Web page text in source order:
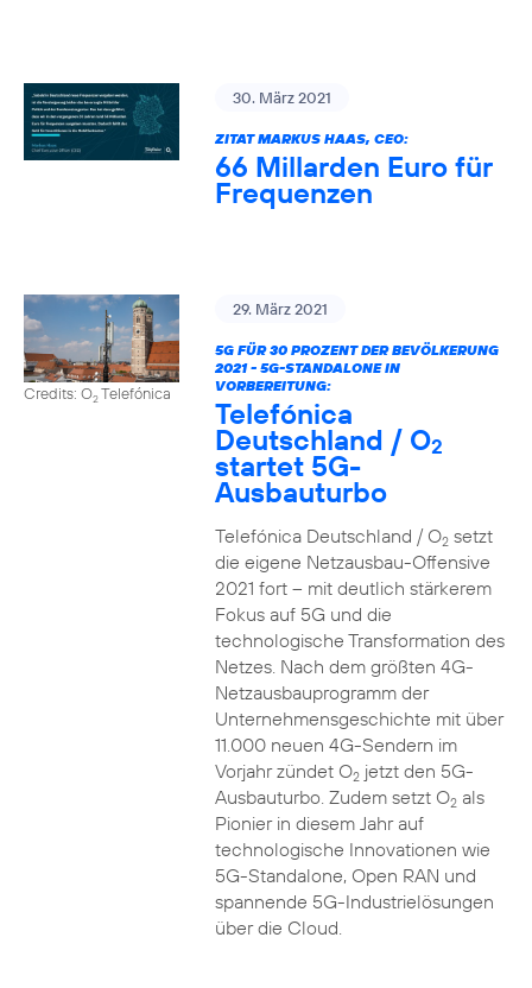
30. März 2021
ZITAT MARKUS HAAS, CEO:
66 Millarden Euro für
Frequenzen
Credits: O2Telefónica
29. März 2021
5G FÜR 30 PROZENT DER BEVÖLKERUNG
2021 - 5G-STANDALONE IN
VORBEREITUNG:
Telefónica
Deutschland / O2
startet 5G-
Ausbauturbo
Telefónica Deutschland / O2setzt
die eigene Netzausbau-Offensive
2021 fort – mit deutlich stärkerem
Fokus auf 5G und die
technologische Transformation des
Netzes. Nach dem größten 4G-
Netzausbauprogramm der
Unternehmensgeschichte mit über
11.000 neuen 4G-Sendern im
Vorjahr zündet O2jetzt den 5G-
Ausbauturbo. Zudem setzt O2als
Pionier in diesem Jahr auf
technologische Innovationen wie
5G-Standalone, Open RAN und
spannende 5G-Industrielösungen
über die Cloud.